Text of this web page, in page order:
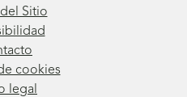
Sitio
cookies
legal